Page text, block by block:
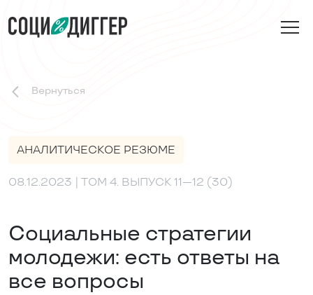
Вернуться
АНАЛИТИЧЕСКОЕ РЕЗЮМЕ
08.12.2023 | ТОМ 4. ВЫПУСК 11—12 (30)
Социальные стратегии
молодежи: есть ответы на
все вопросы